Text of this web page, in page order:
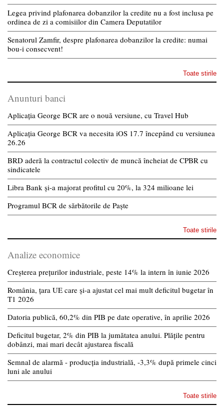
Legea privind plafonarea dobanzilor la credite nu a fost inclusa pe
ordinea de zi a comisiilor din Camera Deputatilor
Senatorul Zamfir, despre plafonarea dobanzilor la credite: numai
bou-i consecvent!
Toate stirile
Anunturi banci
Aplicația George BCR are o nouă versiune, cu Travel Hub
Aplicația George BCR va necesita iOS 17.7 începând cu versiunea
26.26
BRD aderă la contractul colectiv de muncă încheiat de CPBR cu
sindicatele
Libra Bank și-a majorat profitul cu 20%, la 324 milioane lei
Programul BCR de sărbătorile de Paște
Toate stirile
Analize economice
Creșterea prețurilor industriale, peste 14% la intern în iunie 2026
România, țara UE care și-a ajustat cel mai mult deficitul bugetar în
T1 2026
Datoria publică, 60,2% din PIB pe date operative, în aprilie 2026
Deficitul bugetar, 2% din PIB la jumătatea anului. Plățile pentru
dobânzi, mai mari decât ajustarea fiscală
Semnal de alarmă - producția industrială, -3,3% după primele cinci
luni ale anului
Toate stirile